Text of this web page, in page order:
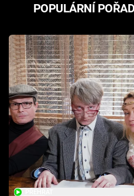
POPULÁRNÍ